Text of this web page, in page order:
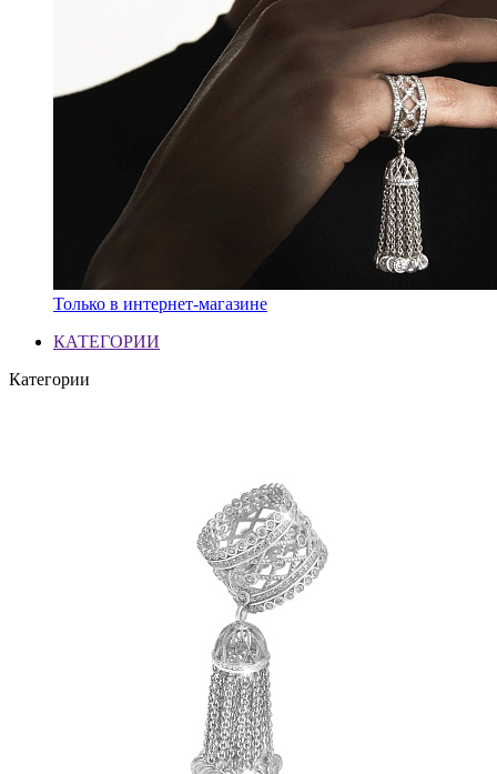
Только в интернет-магазине
КАТЕГОРИИ
Категории